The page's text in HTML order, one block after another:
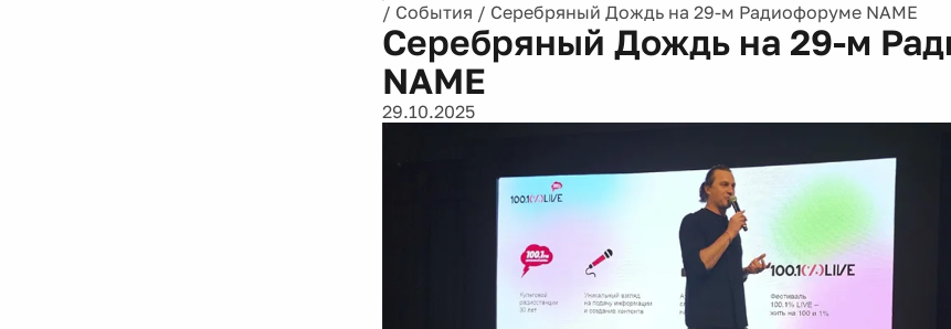
/ События / Серебряный Дождь на 29-м Радиофоруме NAME
Серебряный Дождь на 29-м
NAME
29.10.2025